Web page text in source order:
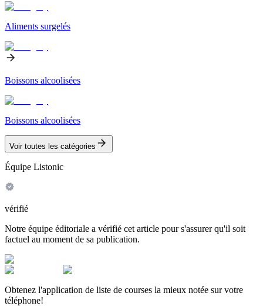
Aliments surgelés
Boissons alcoolisées
Boissons alcoolisées
Voir toutes les catégories
Équipe Listonic
vérifié
Notre équipe éditoriale a vérifié cet article pour s'assurer qu'il soit
factuel au moment de sa publication.
Obtenez l'application de liste de courses la mieux notée sur votre
téléphone!